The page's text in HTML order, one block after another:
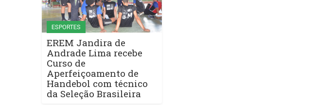
ESPORTES
EREM Jandira de
Andrade Lima recebe
Curso de
Aperfeiçoamento de
Handebol com técnico
da Seleção Brasileira